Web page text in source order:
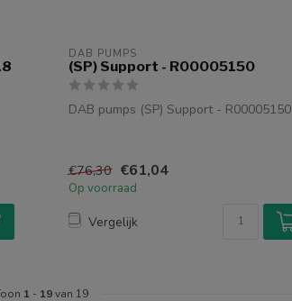
DAB PUMPS
(SP) Support - R00005150
DAB pumps (SP) Support - R00005150
€76,30 €61,04
Op voorraad
Vergelijk
1 - 19van 19